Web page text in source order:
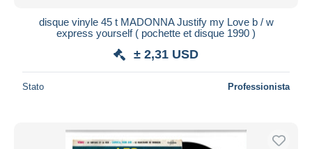
disque vinyle 45 t MADONNA Justify my Love b / w
express yourself ( pochette et disque 1990 )
± 2,31 USD
Stato Professionista